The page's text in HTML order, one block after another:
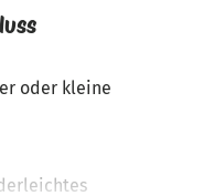
oder kleine